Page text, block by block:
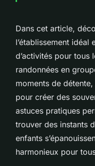
Dans cet article,
l’établissement idéal
d’activités pour tous
randonnées en
moments de
pour créer des
astuces pratiques
trouver des instants
enfants
harmonieux pour